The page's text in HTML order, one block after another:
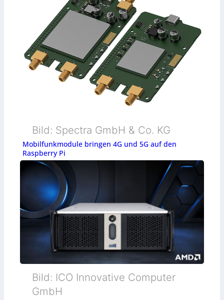
Bild: Spectra GmbH & Co. KG
Mobilfunkmodule bringen 4G und 5G auf den
Raspberry Pi
Bild: ICO Innovative Computer
GmbH